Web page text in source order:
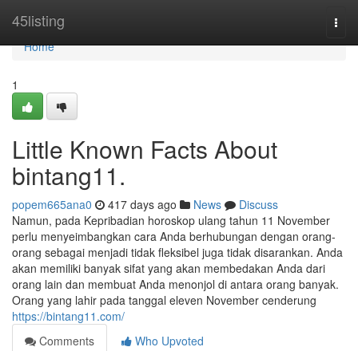
45listing
Home
Home
1
Little Known Facts About
bintang11.
popem665ana0 417 days ago News
Discuss
Namun, pada Kepribadian horoskop ulang tahun 11 November
perlu menyeimbangkan cara Anda berhubungan dengan orang-
orang sebagai menjadi tidak fleksibel juga tidak disarankan. Anda
akan memiliki banyak sifat yang akan membedakan Anda dari
orang lain dan membuat Anda menonjol di antara orang banyak.
Orang yang lahir pada tanggal eleven November cenderung
https://bintang11.com/
Comments
Who Upvoted